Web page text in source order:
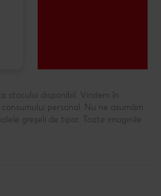
stocului disponibil. Vindem în
personal. Nu ne asumăm
greșeli de tipar. Toate imaginile